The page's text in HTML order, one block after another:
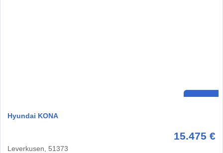
Hyundai KONA
15.475 €
Leverkusen, 51373